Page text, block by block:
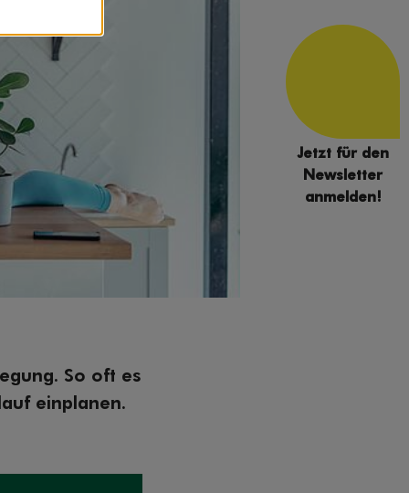
So oft es
einplanen.
Jetzt für den
Newsletter
anmelden!